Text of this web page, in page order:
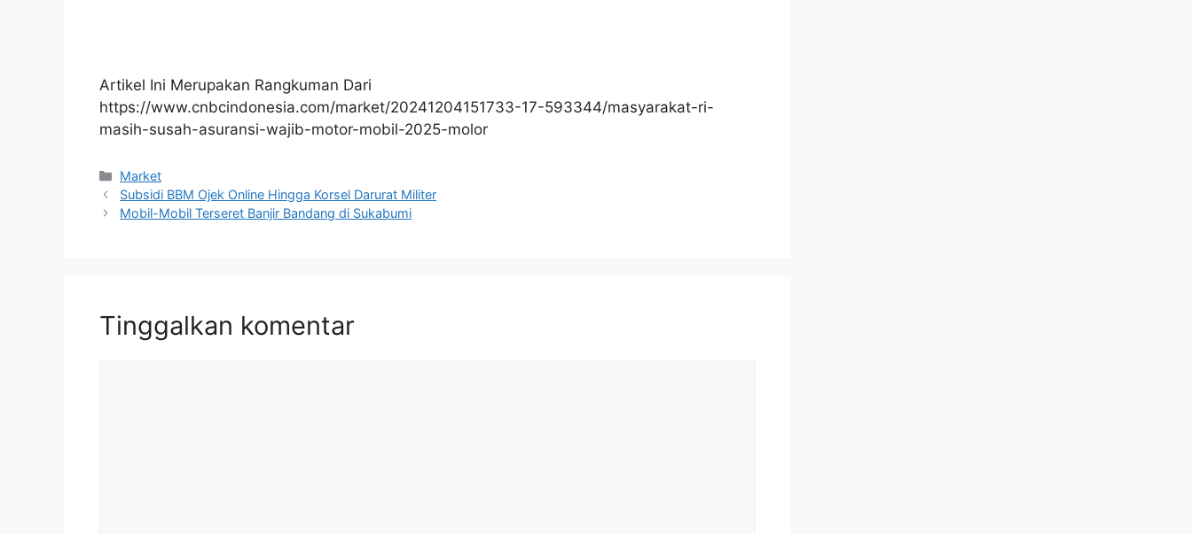
Artikel Ini Merupakan Rangkuman Dari
https://www.cnbcindonesia.com/market/20241204151733-17-593344/masyarakat-ri-
masih-susah-asuransi-wajib-motor-mobil-2025-molor
Kategori
Market
Subsidi BBM Ojek Online Hingga Korsel Darurat Militer
Mobil-Mobil Terseret Banjir Bandang di Sukabumi
Tinggalkan komentar